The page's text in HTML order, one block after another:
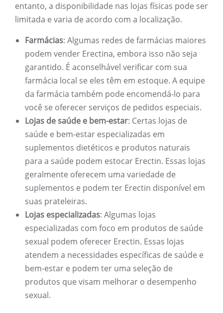
entanto, a disponibilidade nas lojas físicas pode ser
limitada e varia de acordo com a localização.
Farmácias: Algumas redes de farmácias maiores
podem vender Erectina, embora isso não seja
garantido. É aconselhável verificar com sua
farmácia local se eles têm em estoque. A equipe
da farmácia também pode encomendá-lo para
você se oferecer serviços de pedidos especiais.
Lojas de saúde e bem-estar: Certas lojas de
saúde e bem-estar especializadas em
suplementos dietéticos e produtos naturais
para a saúde podem estocar Erectin. Essas lojas
geralmente oferecem uma variedade de
suplementos e podem ter Erectin disponível em
suas prateleiras.
Lojas especializadas: Algumas lojas
especializadas com foco em produtos de saúde
sexual podem oferecer Erectin. Essas lojas
atendem a necessidades específicas de saúde e
bem-estar e podem ter uma seleção de
produtos que visam melhorar o desempenho
sexual.